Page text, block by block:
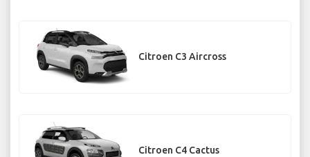
Citroen C3 Aircross
Citroen C4 Cactus